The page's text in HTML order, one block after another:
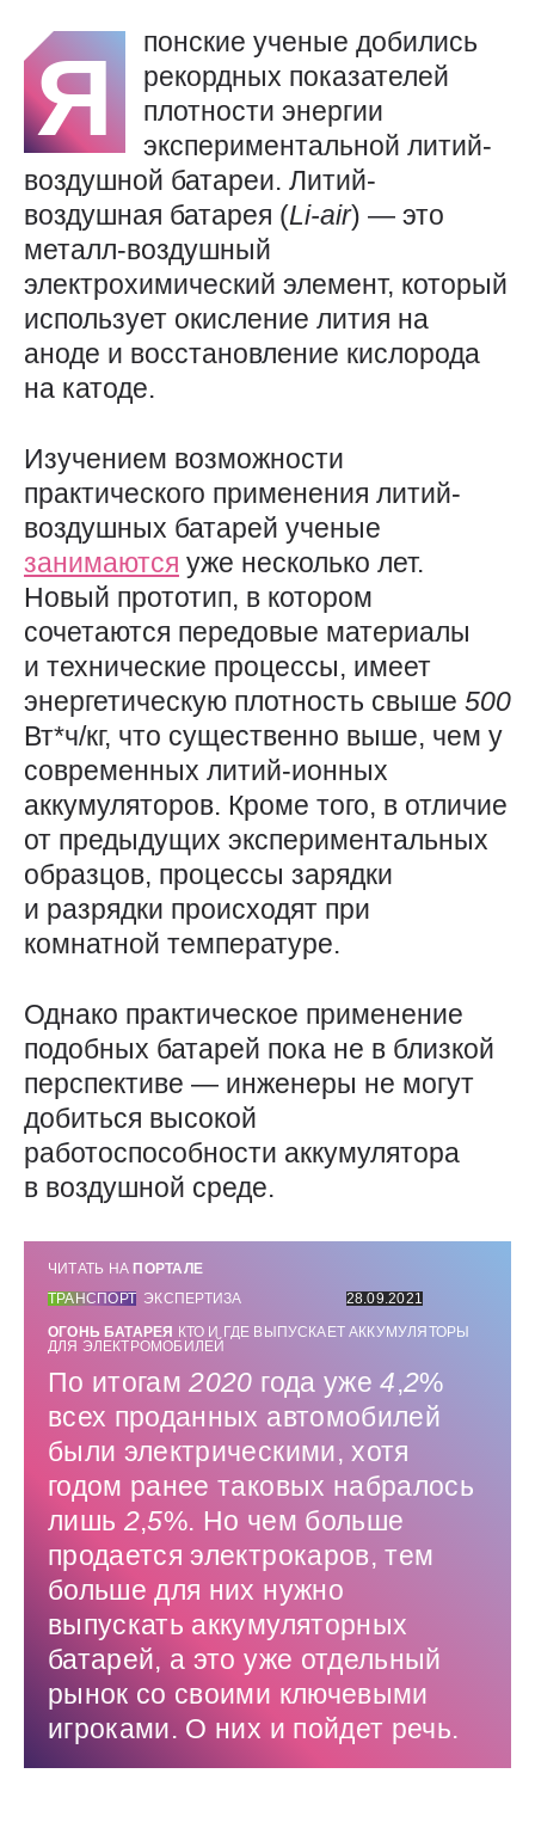
Я
понские ученые добились
рекордных показателей
плотности энергии
экспериментальной литий-
воздушной батареи. Литий-
воздушная батарея (Li-air) — это
металл-воздушный
электрохимический элемент, который
использует окисление лития на
аноде и восстановление кислорода
на катоде.
Изучением возможности
практического применения литий-
воздушных батарей ученые
занимаются уже несколько лет.
Новый прототип, в котором
сочетаются передовые материалы
и технические процессы, имеет
энергетическую плотность свыше 500
Вт*ч/кг, что существенно выше, чем у
современных литий-ионных
аккумуляторов. Кроме того, в отличие
от предыдущих экспериментальных
образцов, процессы зарядки
и разрядки происходят при
комнатной температуре.
Однако практическое применение
подобных батарей пока не в близкой
перспективе — инженеры не могут
добиться высокой
работоспособности аккумулятора
в воздушной среде.
ЧИТАТЬ НА ПОРТАЛЕ
ТРАНСПОРТ ЭКСПЕРТИЗА
28.09.2021
ОГОНЬ БАТАРЕЯ
КТО И ГДЕ ВЫПУСКАЕТ АККУМУЛЯТОРЫ
ДЛЯ ЭЛЕКТРОМОБИЛЕЙ
По итогам2020 года уже4,2%
всех проданных автомобилей
были электрическими, хотя
годом ранее таковых набралось
лишь 2,5%. Но чем больше
продается электрокаров, тем
больше для них нужно
выпускать аккумуляторных
батарей, а это уже отдельный
рынок со своими ключевыми
игроками. О них и пойдет речь.